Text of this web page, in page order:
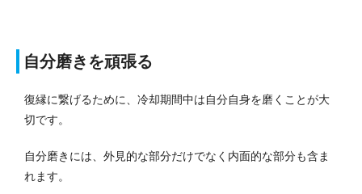
自分磨きを頑張る
復縁に繋げるために、冷却期間中は自分自身を磨くことが大
切です。
自分磨きには、外見的な部分だけでなく内面的な部分も含ま
れます。